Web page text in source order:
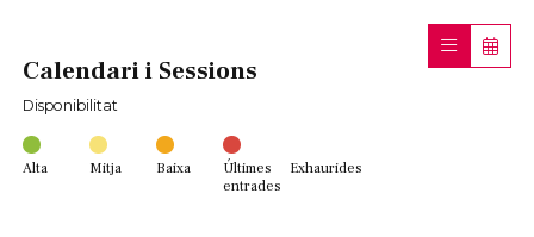
Calendari i Sessions
Disponibilitat
Alta Mitja Baixa
Últimes
entrades
Exhaurides